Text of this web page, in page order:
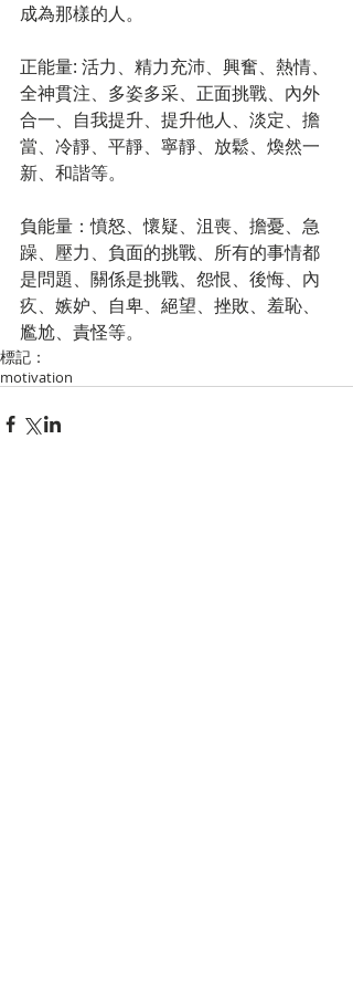
成為那樣的人。
正能量: 活力、精力充沛、興奮、熱情、
全神貫注、多姿多采、正面挑戰、內外
合一、自我提升、提升他人、淡定、擔
當、冷靜、平靜、寧靜、放鬆、煥然一
新、和諧等。
負能量：憤怒、懷疑、沮喪、擔憂、急
躁、壓力、負面的挑戰、所有的事情都
是問題、關係是挑戰、怨恨、後悔、內
疚、嫉妒、自卑、絕望、挫敗、羞恥、
尷尬、責怪等。
標記：
motivation